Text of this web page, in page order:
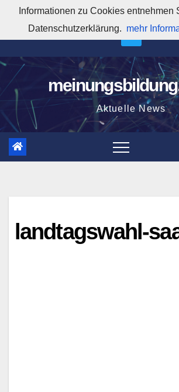
springen
12:45:29 PM
Aktuelle News
landtagswahl-
Informationen zu Cookies entnehmen
Datenschutzerklärung. mehr